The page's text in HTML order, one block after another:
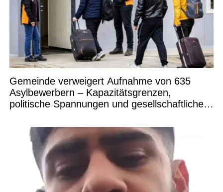
Gemeinde verweigert Aufnahme von 635
Asylbewerbern – Kapazitätsgrenzen,
politische Spannungen und gesellschaftliche